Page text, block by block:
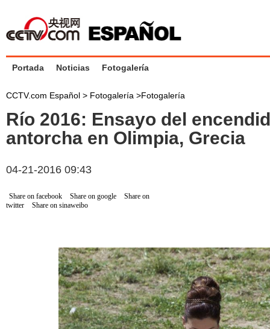
Portada Noticias Fotogalería
CCTV.com Español > Fotogalería >Fotogalería
Río 2016: Ensayo del
antorcha en Olimpia, Grecia
04-21-2016 09:43
Share on facebook Share on google
Share on
twitter
Share on sinaweibo